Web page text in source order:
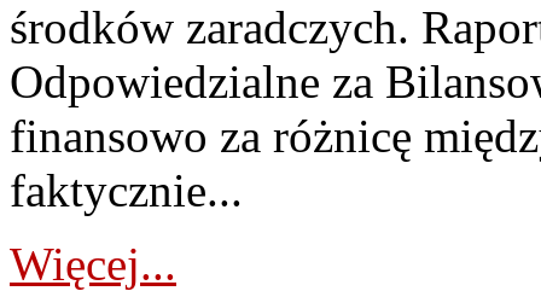
środków zaradczych.
Odpowiedzialne za
finansowo za różnicę
faktycznie...
Więcej...